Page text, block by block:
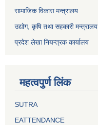
सामाजिक विकास मन्त्रालय
उद्योग, कृषि तथा सहकारी मन्त्रालय
प्रदेश लेखा नियन्त्रक कार्यालय
महत्वपुर्ण लिंक
SUTRA
EATTENDANCE